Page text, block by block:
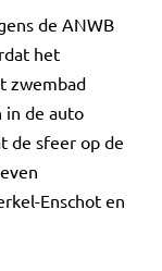
de ANWB
het
zwembad
in de auto
de sfeer op de
Enschot en